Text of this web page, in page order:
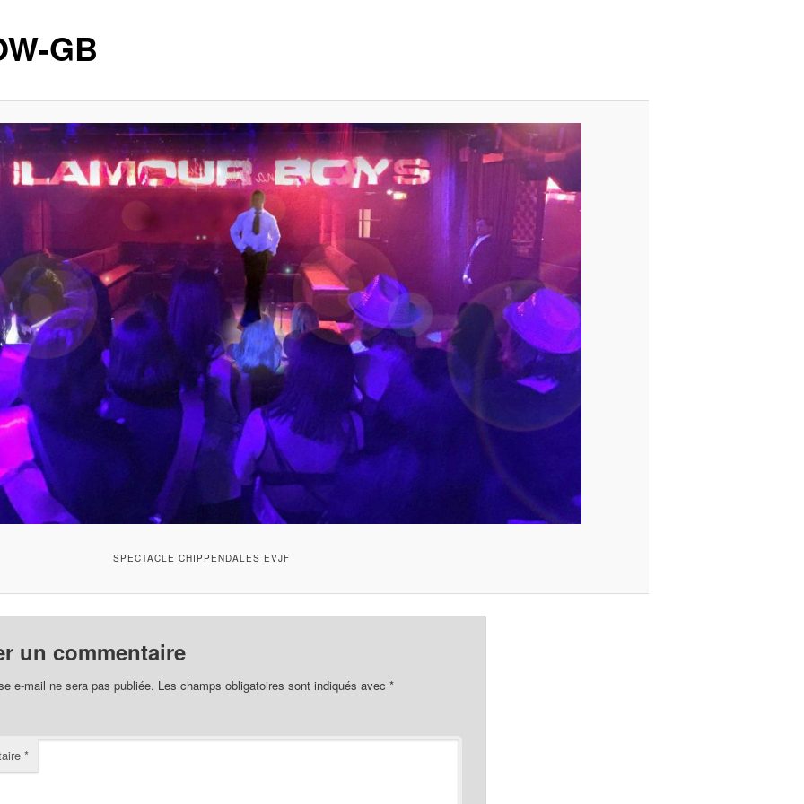
GB
SPECTACLE CHIPPENDALES EVJF
un commentaire
e-mail ne sera pas publiée. Les champs obligatoires sont indiqués avec *
*